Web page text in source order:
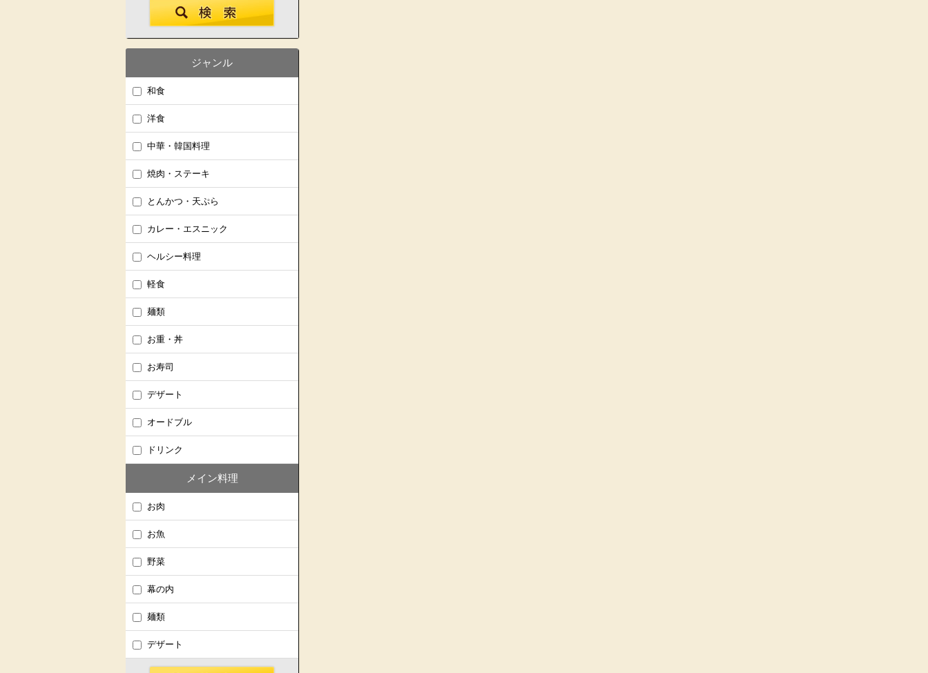
ジャンル
和食
洋食
中華・韓国料理
焼肉・ステーキ
とんかつ・天ぷら
カレー・エスニック
ヘルシー料理
軽食
麺類
お重・丼
お寿司
デザート
オードブル
ドリンク
メイン料理
お肉
お魚
野菜
幕の内
麺類
デザート